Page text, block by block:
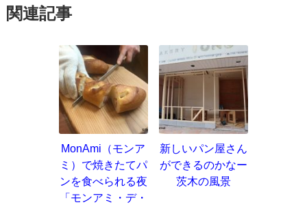
関連記事
MonAmi（モンア
ミ）で焼きたてパ
ンを食べられる夜
「モンアミ・デ・
新しいパン屋さん
ができるのかなー
茨木の風景